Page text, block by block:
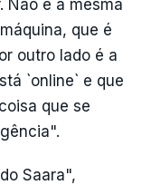
Não é a mesma
que é
outro lado é a
`online` e que
que se
Saara",